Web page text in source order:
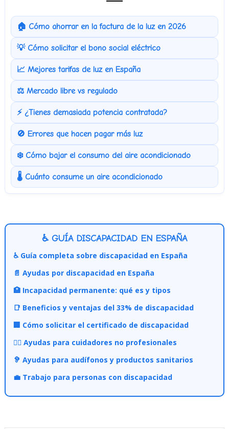
🏠 Cómo ahorrar en la factura de la luz en 2026
💡 Cómo solicitar el bono social eléctrico
📈 Mejores tarifas de luz en España
⚖️ Mercado libre vs regulado
⚡ ¿Tienes demasiada potencia contratada?
🚫 Errores que hacen pagar más luz
❄️ Cómo bajar el consumo del aire acondicionado
🌡️ Cuánto consume un aire acondicionado
♿ GUÍA DISCAPACIDAD EN ESPAÑA
♿ Guía completa sobre discapacidad en España
📄 Ayudas por discapacidad en España
🏥 Incapacidad permanente: qué es y tipos
📑 Beneficios y ventajas del 33% de discapacidad
🏢 Cómo solicitar el certificado de discapacidad
👩‍⚕️ Ayudas para cuidadores no profesionales
🦻 Ayudas para audífonos y productos sanitarios
💼 Trabajo para personas con discapacidad